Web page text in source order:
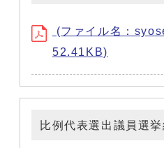
(ファイル名：
52.41KB)
比例代表選出議員選